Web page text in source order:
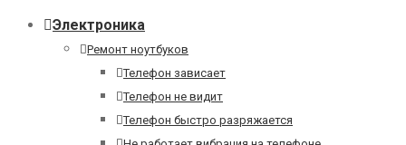
Электроника
Ремонт ноутбуков
Телефон зависает
Телефон не видит
Телефон быстро разряжается